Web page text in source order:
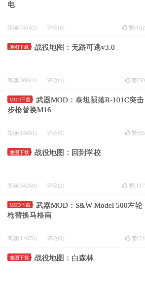
电
阅读(74142) 评论(6) 赞(102
地图下载 战役地图：无路可逃v3.0
阅读(30814) 评论(1) 赞(50
MOD下载
武器MOD：泰坦陨落R-101C突击
步枪替换M16
阅读(18491) 评论(0) 赞(65
地图下载 战役地图：回到学校
阅读(34260) 评论(2) 赞(117
MOD下载
武器MOD：S&W Model 500左轮
枪替换马格南
阅读(14676) 评论(0) 赞(24
地图下载 战役地图：白森林